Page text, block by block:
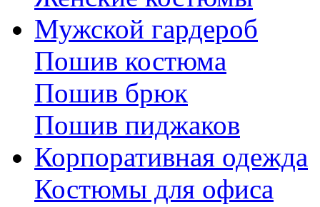
Мужской гардероб
Пошив костюма
Пошив брюк
Пошив пиджаков
Корпоративная одежда
Костюмы для офиса